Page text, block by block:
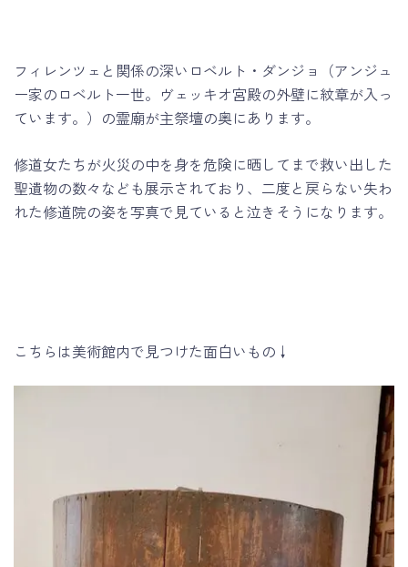
フィレンツェと関係の深いロベルト・ダンジョ（アンジュ
ー家のロベルト一世。ヴェッキオ宮殿の外壁に紋章が入っ
ています。）の霊廟が主祭壇の奥にあります。
修道女たちが火災の中を身を危険に晒してまで救い出した
聖遺物の数々なども展示されており、二度と戻らない失わ
れた修道院の姿を写真で見ていると泣きそうになります。
こちらは美術館内で見つけた面白いもの↓